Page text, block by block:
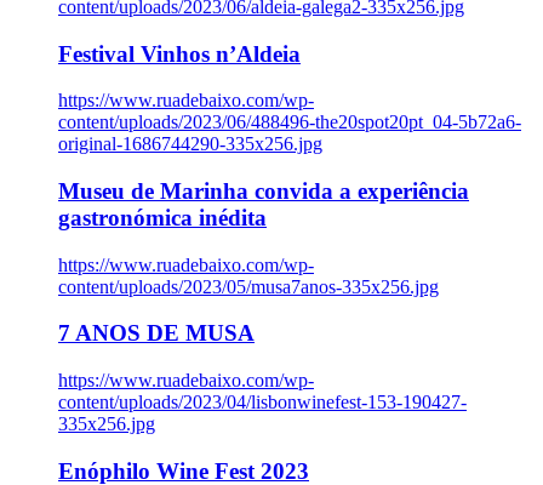
content/uploads/2023/06/aldeia-galega2-335x256.jpg
Festival Vinhos n’Aldeia
https://www.ruadebaixo.com/wp-
content/uploads/2023/06/488496-the20spot20pt_04-5b72a6-
original-1686744290-335x256.jpg
Museu de Marinha convida a experiência
gastronómica inédita
https://www.ruadebaixo.com/wp-
content/uploads/2023/05/musa7anos-335x256.jpg
7 ANOS DE MUSA
https://www.ruadebaixo.com/wp-
content/uploads/2023/04/lisbonwinefest-153-190427-
335x256.jpg
Enóphilo Wine Fest 2023